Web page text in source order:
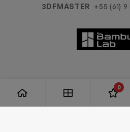
3DFMASTER +55 (61)
0